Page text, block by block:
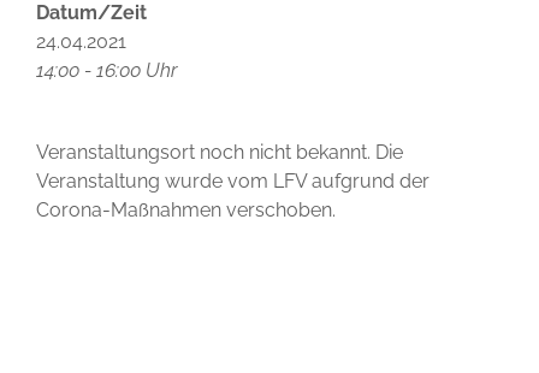
Datum/Zeit
24.04.2021
14:00 - 16:00 Uhr
Veranstaltungsort noch nicht bekannt. Die
Veranstaltung wurde vom LFV aufgrund der
Corona-Maßnahmen verschoben.